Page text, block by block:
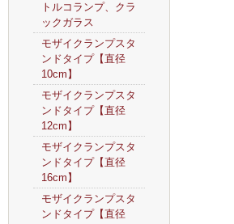
トルコランプ、クラ
ックガラス
モザイクランプスタ
ンドタイプ【直径
10cm】
モザイクランプスタ
ンドタイプ【直径
12cm】
モザイクランプスタ
ンドタイプ【直径
16cm】
モザイクランプスタ
ンドタイプ【直径